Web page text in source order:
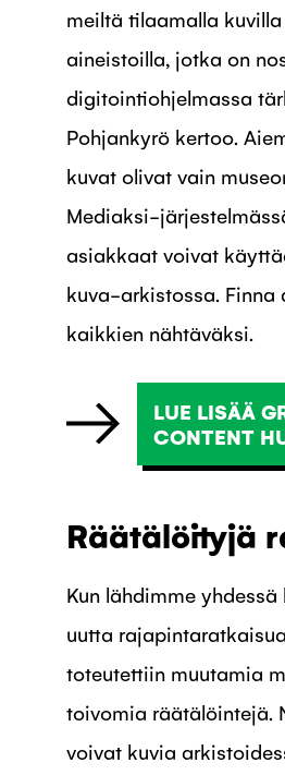
meiltä tilaamalla
aineistoilla, jotka on
digitointiohjelmassa
Pohjankyrö kertoo.
kuvat olivat vain
Mediaksi-
asiakkaat voivat
kuva-arkistossa. Finna
kaikkien nähtäväksi.
LUE LISÄÄ
CONTENT
Räätälöityjä
Kun lähdimme
uutta
toteutettiin muutamia
toivomia räätälöintejä.
voivat kuvia